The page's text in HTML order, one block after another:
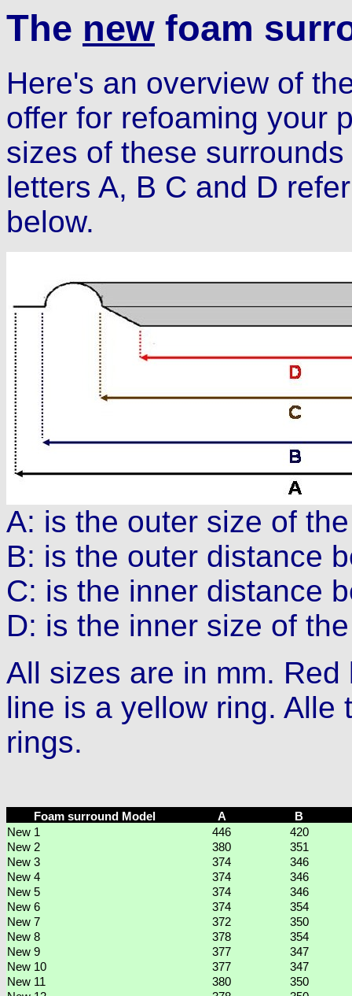
The new foam
Here's an overview of
offer for refoaming your
sizes of these
letters A, B C and D
below.
A: is the outer size of
B: is the outer distance
C: is the inner distance
D: is the inner size of
All sizes are in mm.
line is a yellow ring. Alle
rings.
Foam surround Model A
B
New 1
446
420
New 2
380
351
New 3
374
346
New 4
374
346
New 5
374
346
New 6
374
354
New 7
372
350
New 8
378
354
New 9
377
347
New 10
377
347
New 11
380
350